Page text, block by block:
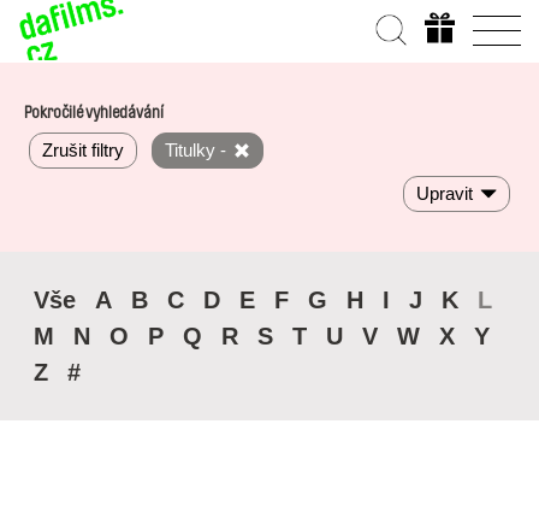
Pokročilé vyhledávání
Zrušit filtry Titulky -
Upravit
Vše A B C D E F G H I J K
L
M
N O P Q R S T U V W X
Y
Z
#